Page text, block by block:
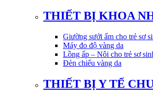
THIẾT BỊ KHOA
Giường sưởi ấm cho trẻ sơ
Máy đo độ vàng da
Lồng ấp – Nôi cho trẻ sơ
Đèn chiếu vàng da
THIẾT BỊ Y TẾ